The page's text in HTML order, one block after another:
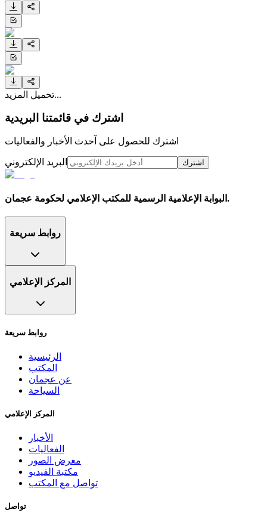
تحميل المزيد...
اشترك في قائمتنا البريدية
اشترك للحصول على آحدث الأخبار والفعاليات
البريد الإلكتروني اشترك
البوابة الإعلامية الرسمية للمكتب الإعلامي لحكومة عجمان.
روابط سريعة
المركز الإعلامي
روابط سريعة
الرئيسية
المكتب
عن عجمان
السياحة
المركز الإعلامي
الأخبار
الفعاليات
معرض الصور
مكتبة الفيديو
تواصل مع المكتب
تواصل